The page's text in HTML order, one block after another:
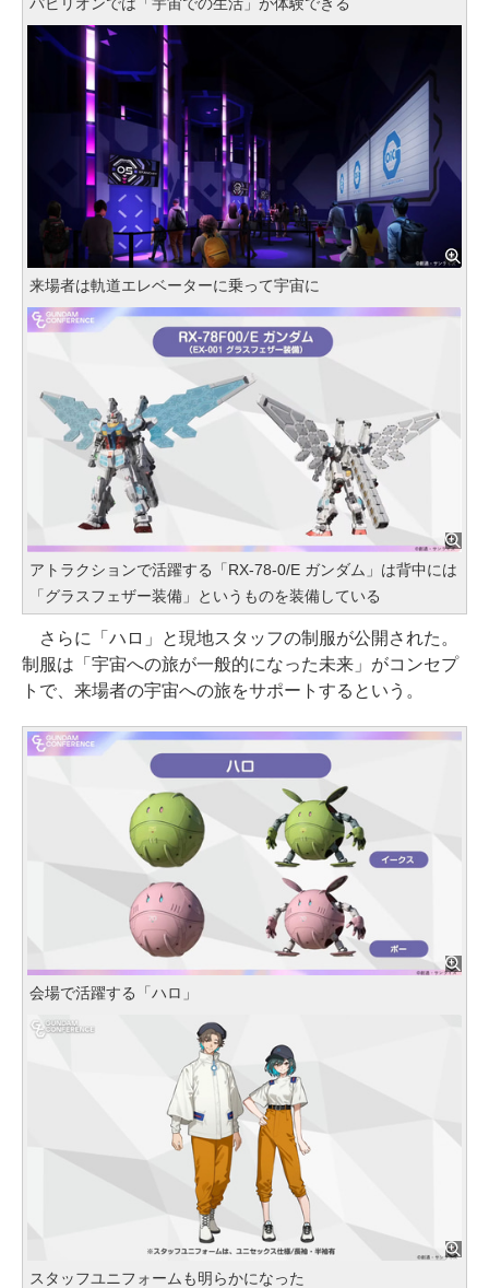
来場者は軌道エレベーターに乗って宇宙に
アトラクションで活躍する「RX-78-0/E ガンダム」は背中には
「グラスフェザー装備」というものを装備している
さらに「ハロ」と現地スタッフの制服が公開された。
制服は「宇宙への旅が一般的になった未来」がコンセプ
トで、来場者の宇宙への旅をサポートするという。
会場で活躍する「ハロ」
スタッフユニフォームも明らかになった